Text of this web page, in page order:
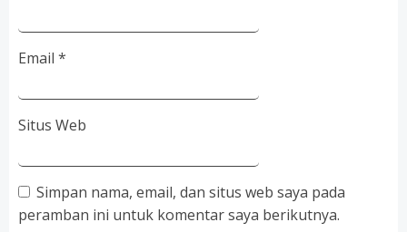
Email *
Situs Web
Simpan nama, email, dan situs web saya pada
peramban ini untuk komentar saya berikutnya.